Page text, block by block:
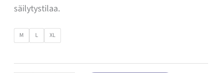
99,99 €.
säilytystilaa.
M L XL